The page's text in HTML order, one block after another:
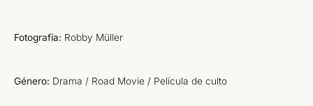
Fotografía: Robby Müller
Género: Drama / Road Movie / Película de culto